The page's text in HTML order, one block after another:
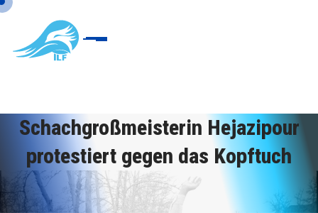
Schachgroßmeisterin Hejazipour
protestiert gegen das Kopftuch